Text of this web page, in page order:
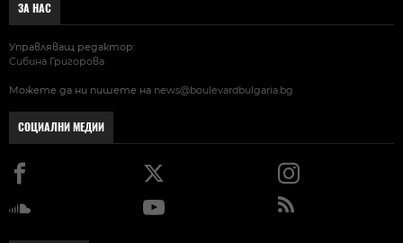
ЗА НАС
Управляващ редактор:
Сибина Григорова
Можете да ни пишете на news@boulevardbulgaria.bg
СОЦИАЛНИ МЕДИИ